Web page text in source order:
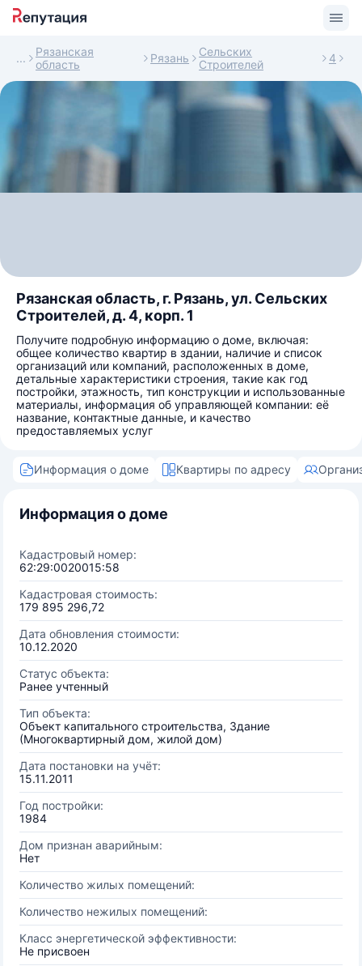
Рязанская
область
Рязань
Сельских
Строителей
4
Рязанская область, г. Рязань, ул. Сельских
Строителей, д. 4, корп. 1
Получите подробную информацию о доме, включая:
общее количество квартир в здании, наличие и список
организаций или компаний, расположенных в доме,
детальные характеристики строения, такие как год
постройки, этажность, тип конструкции и использованные
материалы, информация об управляющей компании: её
название, контактные данные, и качество
предоставляемых услуг
Информация о доме Квартиры по адресу
Информация о доме
Кадастровый номер:
62:29:0020015:58
Кадастровая стоимость:
179 895 296,72
Дата обновления стоимости:
10.12.2020
Статус объекта:
Ранее учтенный
Тип объекта:
Объект капитального строительства, Здание
(Многоквартирный дом, жилой дом)
Дата постановки на учёт:
15.11.2011
Год постройки:
1984
Дом признан аварийным:
Нет
Количество жилых помещений:
Количество нежилых помещений:
Класс энергетической эффективности:
Не присвоен